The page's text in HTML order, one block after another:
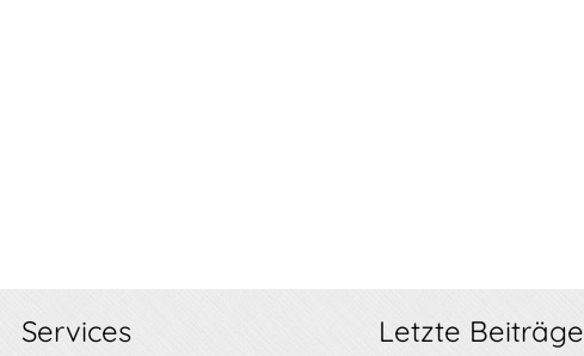
Services Letzte Beiträge